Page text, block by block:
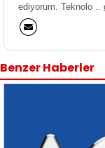
ediyorum. Teknolo ..
Benzer Haberler